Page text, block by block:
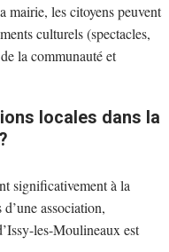
mairie, les citoyens peuvent
culturels (spectacles,
la communauté et
locales dans la
significativement à la
association,
les-Moulineaux est